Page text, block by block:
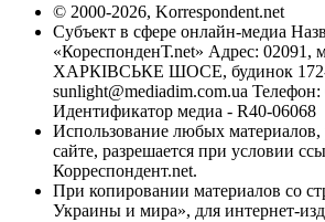
© 2000-2026, Korrespondent.net
Субъект в сфере онлайн-медиа
«КореспонденТ.net» Адрес: 02091,
ХАРКІВСЬКЕ ШОСЕ, будинок 172-
sunlight@mediadim.com.ua Телефон:
Идентификатор медиа - R40-06068
Использование любых
сайте, разрешается при условии
Корреспондент.net.
При копировании материалов со
Украины и мира», для интернет-